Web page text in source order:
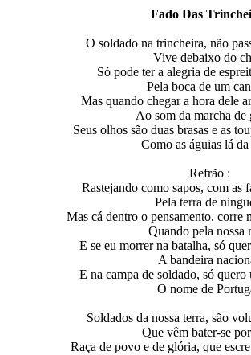
Fado Das
O soldado na trincheira, não
Vive debaixo do
Só pode ter a alegria de
Pela boca de um
Mas quando chegar a hora dele
Ao som da marcha de
Seus olhos são duas brasas e as
Como as águias lá da
Refrão :
Rastejando como sapos, com as
Pela terra de
Mas cá dentro o pensamento, corre
Quando pela nossa
E se eu morrer na batalha, só
A bandeira
E na campa de soldado, só
O nome de
Soldados da nossa terra, são
Que vêm bater-se
Raça de povo e de glória, que